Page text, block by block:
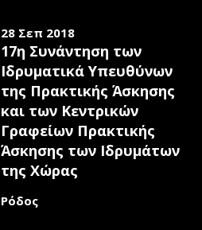
28 Σεπ 2018
17η Συνάντηση των
Ιδρυματικά Υπευθύνων
της Πρακτικής Άσκησης
και των Κεντρικών
Γραφείων Πρακτικής
Άσκησης των Ιδρυμάτων
της Χώρας
Ρόδος